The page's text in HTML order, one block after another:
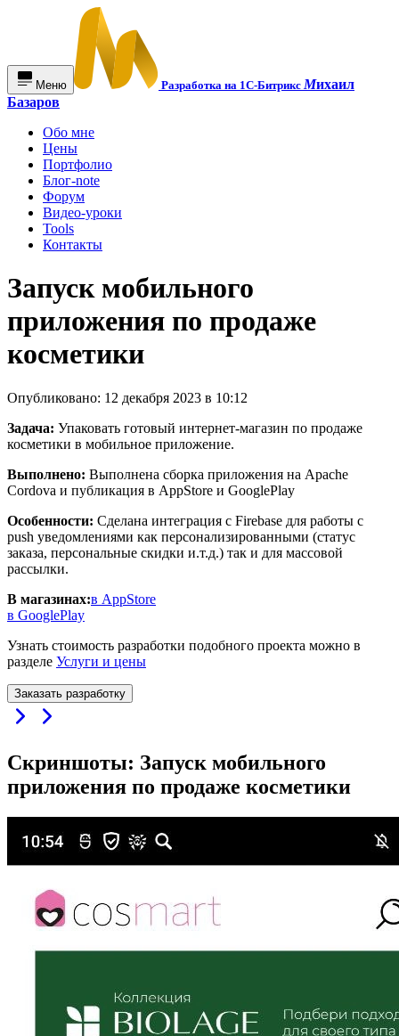
Меню Разработка на 1С-БитриксМихаил
Базаров
Обо мне
Цены
Портфолио
Блог-note
Форум
Видео-уроки
Tools
Контакты
Запуск мобильного
приложения по продаже
косметики
Опубликовано: 12 декабря 2023 в 10:12
Задача: Упаковать готовый интернет-магазин по продаже
косметики в мобильное приложение.
Выполнено: Выполнена сборка приложения на Apache
Cordova и публикация в AppStore и GooglePlay
Особенности: Сделана интеграция с Firebase для работы с
push уведомлениями как персонализированными (статус
заказа, персональные скидки и.т.д.) так и для массовой
рассылки.
В магазинах:в AppStore
в GooglePlay
Узнать стоимость разработки подобного проекта можно в
разделе Услуги и цены
Заказать разработку
Скриншоты: Запуск мобильного
приложения по продаже косметики